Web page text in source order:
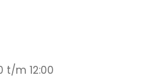
t/m 12:00